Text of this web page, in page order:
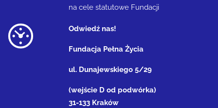
na cele statutowe Fundacji
Odwiedź nas!
Fundacja Pełna Życia
ul. Dunajewskiego 5/29
(wejście D od podwórka)
31-133 Kraków